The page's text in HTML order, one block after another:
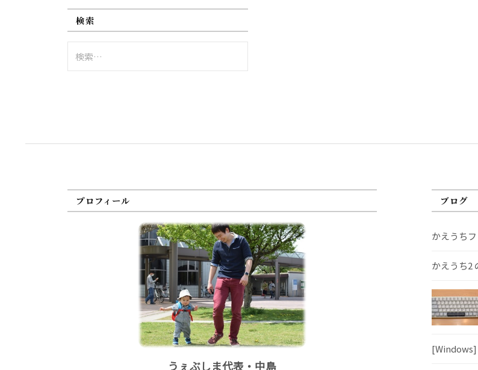
検索
索:
プロフィール
うぇぶしま代表・中島
ブログ
かえうち
かえうち2
[Windows]